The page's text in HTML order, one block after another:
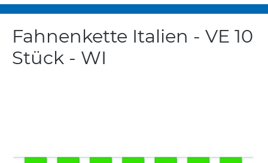
Fahnenkette Italien - VE 10
Stück - WI